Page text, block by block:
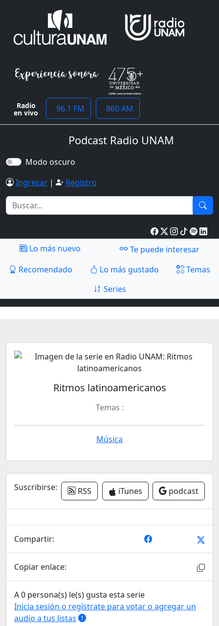
Radio
en vivo 96.1 FM 860 AM
Podcast Radio UNAM
Modo oscuro
Ingresar | Registro
Lo más nuevo
Te puede interesar
Recomendado
Lo más gustado
Temas
Series
Ritmos latinoamericanos
Temas :
Música
Suscribirse: RSS iTunes podcast
Compartir:
Copiar enlace:
A 0 persona(s) le(s) gusta esta serie
Inicia sesión o regístrate para votar o agregar un
audio a tus listas